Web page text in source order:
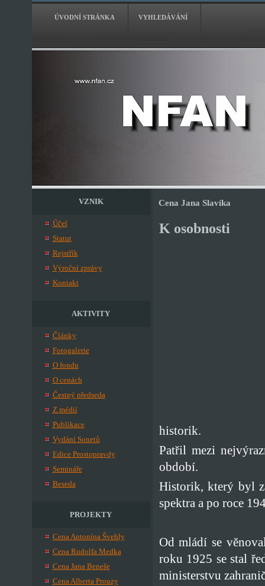
ÚVODNÍ STRÁNKA VYHLEDÁVÁNÍ
VZNIK
Účel
Statut
Rejstřík
Výroční zprávy
Kontakt
AKTIVITY
Články
Fotogalerie
O fondu
O cenách
Čestný předseda
Z médií
Publikace
Vydání Sonetů
Edice Prostopravdy
Semináře
Beseda
PROJEKTY
Cena Antonína Švehly
Cena Rudolfa Medka
Cena Jana Beneše
Cena Alberta Prouzy
Cena Jana Slavíka
K osobnosti
historik.
Patřil mezi
období.
Historik, který byl
spektra a po roce
Od mládí se
roku 1925 se stal
ministerstvu